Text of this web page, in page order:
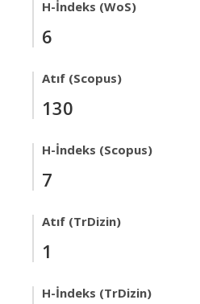
H-İndeks (WoS)
6
Atıf (Scopus)
130
H-İndeks (Scopus)
7
Atıf (TrDizin)
1
H-İndeks (TrDizin)